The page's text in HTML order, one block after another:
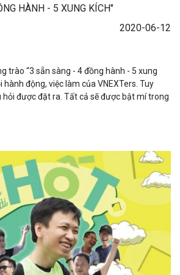
HÀNH - 5 XUNG KÍCH"
2020-06-12
trào “3 sẵn sàng - 4 đồng hành - 5 xung
hành động, việc làm của VNEXTers. Tuy
hỏi được đặt ra. Tất cả sẽ được bật mí trong